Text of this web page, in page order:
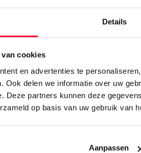
Details
cookies
en advertenties te
Ook delen we informatie over uw
Deze partners kunnen deze
op basis van uw gebruik van
Aanpassen